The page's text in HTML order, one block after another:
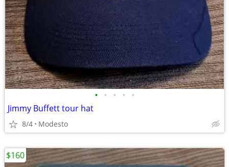
• • • • •
Jimmy Buffett tour hat
8/4 Modesto
$160